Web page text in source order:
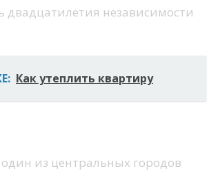
двадцатилетия независимости
Как утеплить квартиру
один из центральных городов